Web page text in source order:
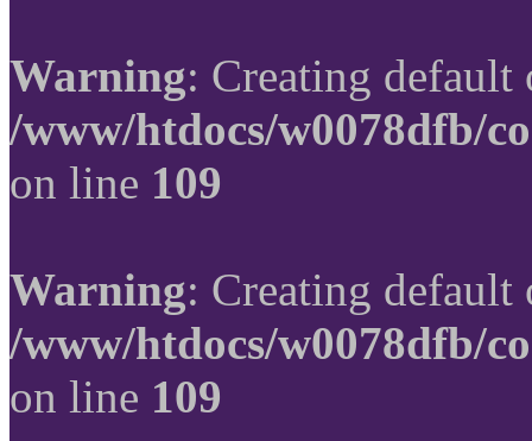
Warning: Creating
/www/htdocs/w0078dfb/
on line 109
Warning: Creating
/www/htdocs/w0078dfb/
on line 109